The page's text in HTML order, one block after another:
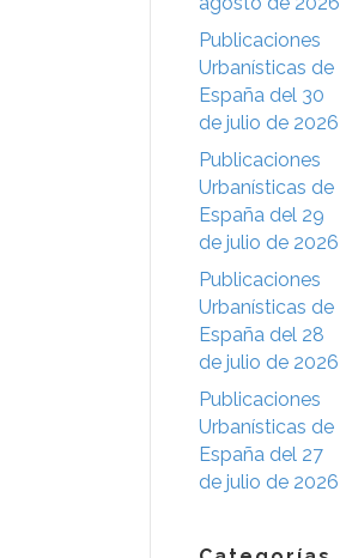
Publicaciones
Urbanísticas de
España del 30
de julio de 2026
Publicaciones
Urbanísticas de
España del 29
de julio de 2026
Publicaciones
Urbanísticas de
España del 28
de julio de 2026
Publicaciones
Urbanísticas de
España del 27
de julio de 2026